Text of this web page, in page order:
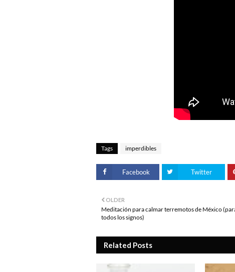
Tags imperdibles
Facebook Twitter
OLDER
Meditación para calmar terremotos de México
todos los signos)
Related Posts